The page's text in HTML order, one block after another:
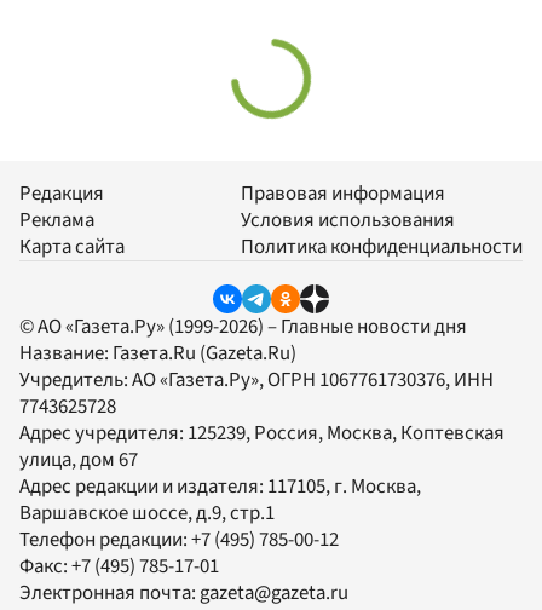
Редакция
Реклама
Карта сайта
Правовая информация
Условия использования
Политика конфиденциальности
© АО «Газета.Ру» (1999-2026) – Главные новости дня
Название: Газета.Ru (Gazeta.Ru)
Учредитель:АО «Газета.Ру», ОГРН 1067761730376, ИНН
7743625728
Адрес учредителя: 125239, Россия, Москва, Коптевская
улица, дом 67
Адрес редакции и издателя: 117105, г. Москва,
Варшавское шоссе, д.9, стр.1
Телефон редакции:+7 (495) 785-00-12
Факс:+7 (495) 785-17-01
Электронная почта:gazeta@gazeta.ru